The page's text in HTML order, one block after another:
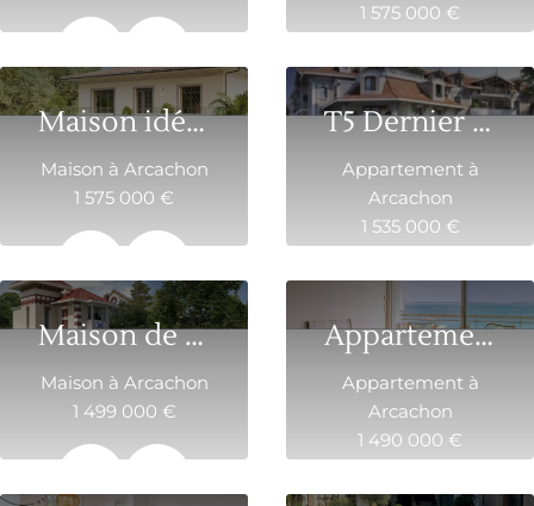
1 575 000 €
Maison idéalement située à Pereire, proche des ...
Maison à Arcachon
1 575 000 €
T5 Dernier étage
Appartement à
Arcachon
1 535 000 €
143 m² 5
Maison de 110 m2 en ville hiver avec grande terras...
Maison à Arcachon
1 499 000 €
Appartement d’exception avec vue imprenable ...
Appartement à
Arcachon
1 490 000 €